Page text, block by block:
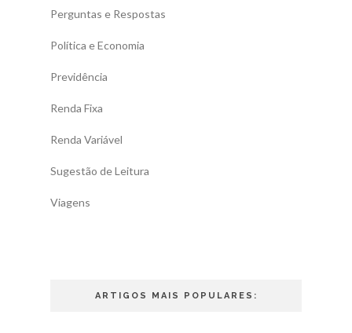
Perguntas e Respostas
Política e Economia
Previdência
Renda Fixa
Renda Variável
Sugestão de Leitura
Viagens
ARTIGOS MAIS POPULARES: